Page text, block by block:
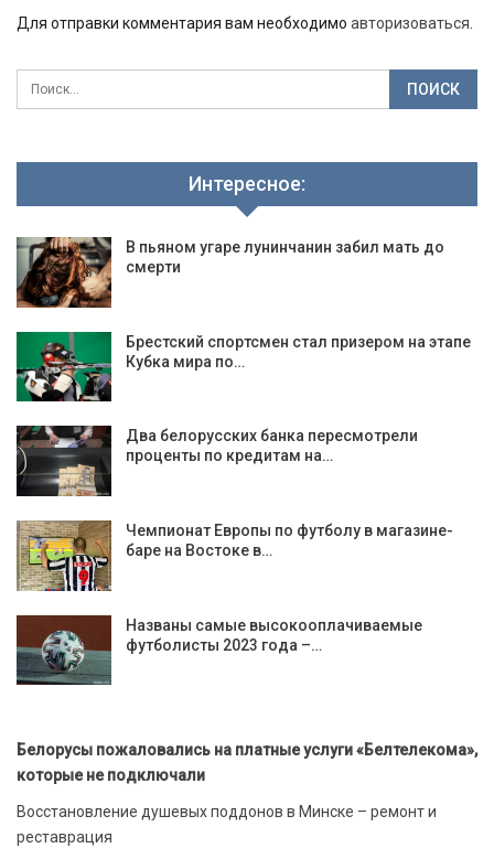
Для отправки комментария вам необходимо авторизоваться
Интересное:
В пьяном угаре лунинчанин забил мать до
смерти
Брестский спортсмен стал призером на этапе
Кубка мира по…
Два белорусских банка пересмотрели
проценты по кредитам на…
Чемпионат Европы по футболу в магазине-
баре на Востоке в…
Названы самые высокооплачиваемые
футболисты 2023 года –…
Белорусы пожаловались на платные услуги «Белтелекома»,
которые не подключали
Восстановление душевых поддонов в Минске – ремонт и
реставрация